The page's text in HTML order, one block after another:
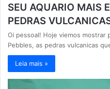
SEU AQUARIO MAIS
PEDRAS
Oi pessoal! Hoje viemos mostrar
Pebbles, as pedras vulcanicas
Leia mais »